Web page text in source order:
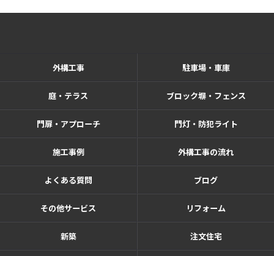
外構工事 駐車場・車庫
庭・テラス ブロック塀・フェンス
門扉・アプローチ 門灯・防犯ライト
施工事例 外構工事の流れ
よくある質問 ブログ
その他サービス リフォーム
新築 注文住宅